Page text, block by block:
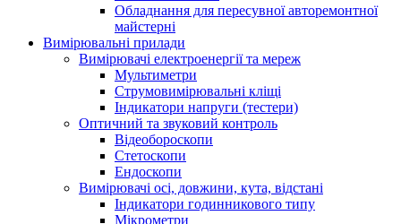
Обладнання для пересувної авторемонтної
майстерні
Вимірювальні прилади
Вимірювачі електроенергії та мереж
Мультиметри
Струмовимірювальні кліщі
Індикатори напруги (тестери)
Оптичний та звуковий контроль
Відеобороскопи
Стетоскопи
Ендоскопи
Вимірювачі осі, довжини, кута, відстані
Індикатори годинникового типу
Мікрометри